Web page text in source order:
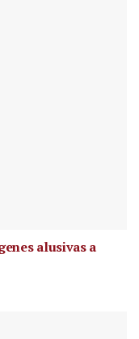
alusivas a